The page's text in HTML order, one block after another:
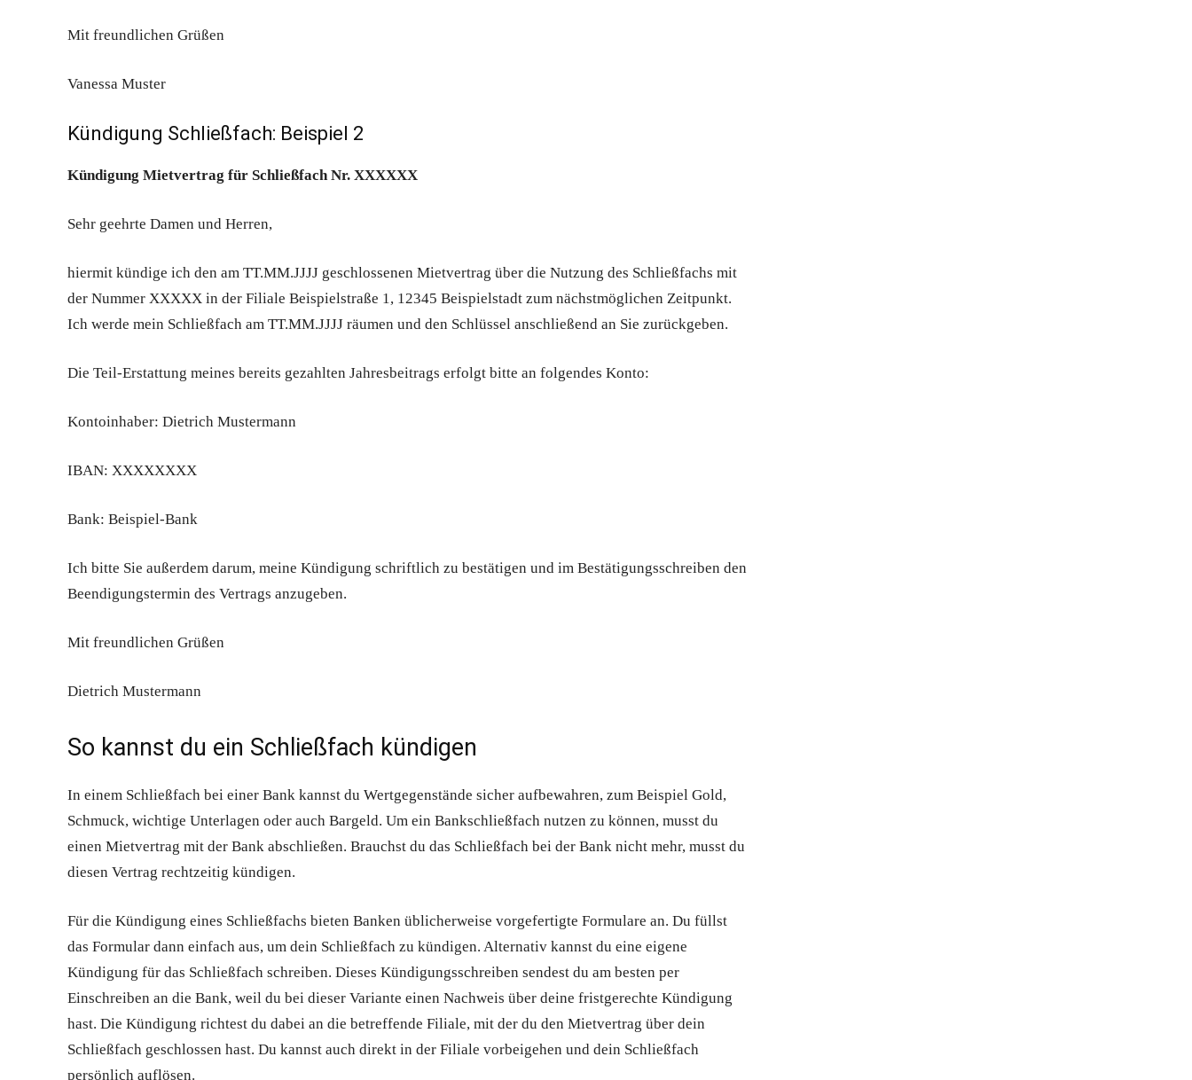
Mit freundlichen Grüßen
Vanessa Muster
Kündigung Schließfach: Beispiel 2
Kündigung Mietvertrag für Schließfach Nr. XXXXXX
Sehr geehrte Damen und Herren,
hiermit kündige ich den am TT.MM.JJJJ geschlossenen Mietvertrag über die Nutzung des Schließfachs mit
der Nummer XXXXX in der Filiale Beispielstraße 1, 12345 Beispielstadt zum nächstmöglichen Zeitpunkt.
Ich werde mein Schließfach am TT.MM.JJJJ räumen und den Schlüssel anschließend an Sie zurückgeben.
Die Teil-Erstattung meines bereits gezahlten Jahresbeitrags erfolgt bitte an folgendes Konto:
Kontoinhaber: Dietrich Mustermann
IBAN: XXXXXXXX
Bank: Beispiel-Bank
Ich bitte Sie außerdem darum, meine Kündigung schriftlich zu bestätigen und im Bestätigungsschreiben den
Beendigungstermin des Vertrags anzugeben.
Mit freundlichen Grüßen
Dietrich Mustermann
So kannst du ein Schließfach kündigen
In einem Schließfach bei einer Bank kannst du Wertgegenstände sicher aufbewahren, zum Beispiel Gold,
Schmuck, wichtige Unterlagen oder auch Bargeld. Um ein Bankschließfach nutzen zu können, musst du
einen Mietvertrag mit der Bank abschließen. Brauchst du das Schließfach bei der Bank nicht mehr, musst du
diesen Vertrag rechtzeitig kündigen.
Für die Kündigung eines Schließfachs bieten Banken üblicherweise vorgefertigte Formulare an. Du füllst
das Formular dann einfach aus, um dein Schließfach zu kündigen. Alternativ kannst du eine eigene
Kündigung für das Schließfach schreiben. Dieses Kündigungsschreiben sendest du am besten per
Einschreiben an die Bank, weil du bei dieser Variante einen Nachweis über deine fristgerechte Kündigung
hast. Die Kündigung richtest du dabei an die betreffende Filiale, mit der du den Mietvertrag über dein
Schließfach geschlossen hast. Du kannst auch direkt in der Filiale vorbeigehen und dein Schließfach
persönlich auflösen.